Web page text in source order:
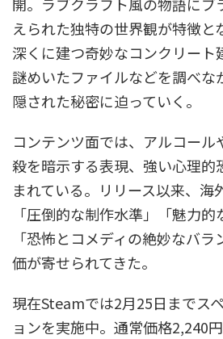
えられた独特の世界観が特徴と
深くに建つ奇妙なコンクリート
謎めいたファイルなどを調べな
隠された秘密に迫っていく。
コンテンツ面では、アルコール
殺を暗示する表現、強い心理的
まれている。リリース以来、海
「圧倒的な制作水準」「魅力的
「恐怖とコメディの絶妙なバ
価が寄せられてきた。
現在Steamでは2月25日までス
ョンを実施中。通常価格2,240